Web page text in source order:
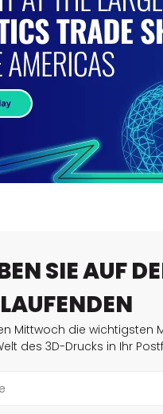
SIE AUF
LAUFENDEN
Mittwoch die wichtigsten
des 3D-Drucks in Ihr